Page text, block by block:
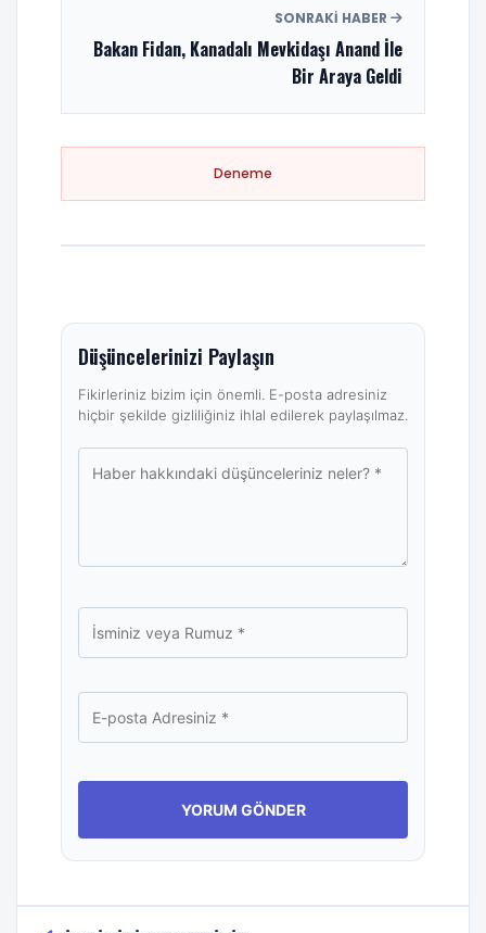
SONRAKI HABER
Bakan Fidan, Kanadalı Mevkidaşı Anand İle
Bir Araya Geldi
Deneme
Düşüncelerinizi Paylaşın
Fikirleriniz bizim için önemli. E-posta adresiniz
hiçbir şekilde gizliliğiniz ihlal edilerek paylaşılmaz.